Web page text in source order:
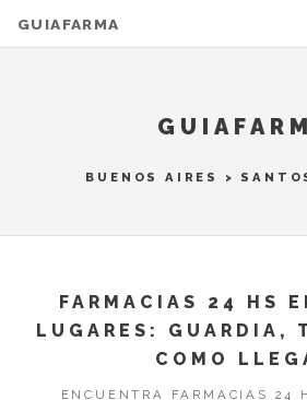
GUIAFARMA
BUENOS AIRES >
FARMACIAS 24 HS
LUGARES: GUARDIA,
COMO
ENCUENTRA FARMACIAS 24